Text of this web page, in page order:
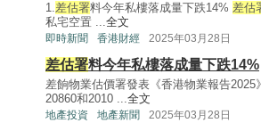
1.差估署料今年私樓落成量下跌14% 差估
私宅空置 ...全文
即時新聞 香港財經 2025年03月28日
差估署料今年私樓落成量下跌14%
差餉物業估價署發表《香港物業報告
20860和2010 ...全文
地產投資 地產新聞 2025年03月28日